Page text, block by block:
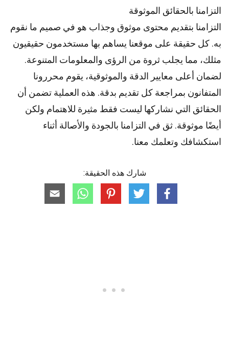
التزامنا بالحقائق الموثوقة
التزامنا بتقديم محتوى موثوق وجذاب هو في صميم ما نقوم
به. كل حقيقة على موقعنا يساهم بها مستخدمون حقيقيون
مثلك، مما يجلب ثروة من الرؤى والمعلومات المتنوعة.
لضمان أعلى معايير الدقة والموثوقية، يقوم محررونا
المتفانون بمراجعة كل تقديم بدقة. هذه العملية تضمن أن
الحقائق التي نشاركها ليست فقط مثيرة للاهتمام ولكن
أيضًا موثوقة. ثق في التزامنا بالجودة والأصالة أثناء
استكشافك وتعلمك معنا.
شارك هذه الحقيقة: